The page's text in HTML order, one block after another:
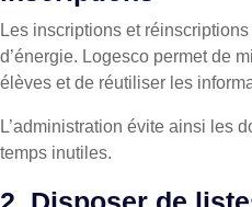
Les inscriptions et
d’énergie. Logesco permet de
élèves et de réutiliser les
L’administration évite ainsi les
temps inutiles.